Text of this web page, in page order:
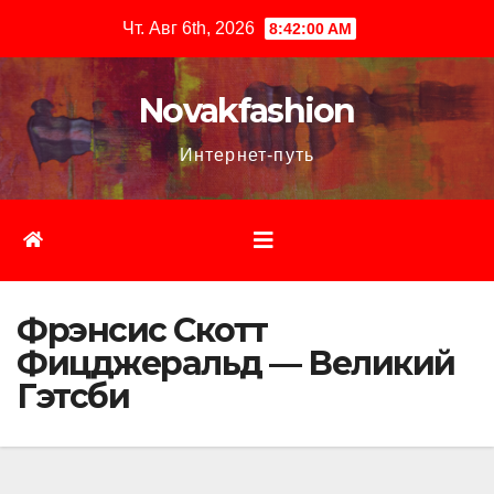
содержимому
Чт. Авг 6th, 2026 8:42:01 AM
Novakfashion
Интернет-путь
Фрэнсис Скотт
Фицджеральд — Великий
Гэтсби